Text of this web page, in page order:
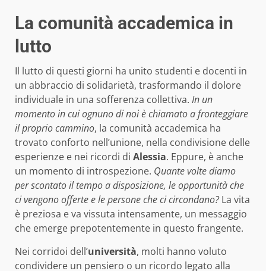
La comunità accademica in
lutto
Il lutto di questi giorni ha unito studenti e docenti in
un abbraccio di solidarietà, trasformando il dolore
individuale in una sofferenza collettiva. In un
momento in cui ognuno di noi è chiamato a fronteggiare
il proprio cammino, la comunità accademica ha
trovato conforto nell’unione, nella condivisione delle
esperienze e nei ricordi di Alessia. Eppure, è anche
un momento di introspezione. Quante volte diamo
per scontato il tempo a disposizione, le opportunità che
ci vengono offerte e le persone che ci circondano?La vita
è preziosa e va vissuta intensamente, un messaggio
che emerge prepotentemente in questo frangente.
Nei corridoi dell’università, molti hanno voluto
condividere un pensiero o un ricordo legato alla